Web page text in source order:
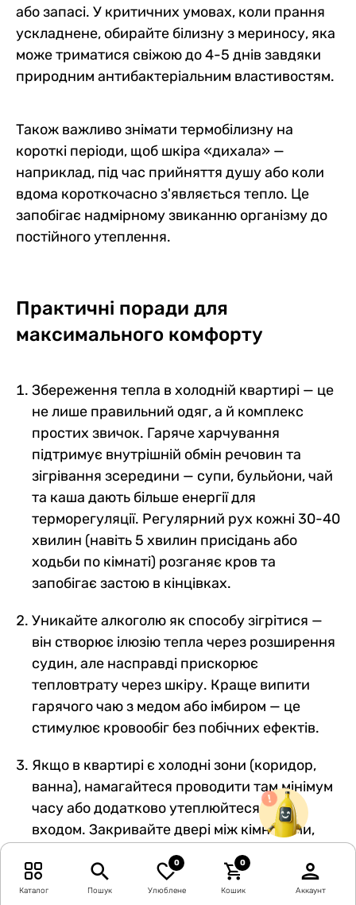
Каталог Пошук
0
Улюблене
0
Кошик Аккаунт
або запасі. У критичних умовах, коли прання
ускладнене, обирайте білизну з мериносу, яка
може триматися свіжою до 4-5 днів завдяки
природним антибактеріальним властивостям.
Також важливо знімати термобілизну на
короткі періоди, щоб шкіра «дихала» —
наприклад, під час прийняття душу або коли
вдома короткочасно з'являється тепло. Це
запобігає надмірному звиканню організму до
постійного утеплення.
Практичні поради для
максимального комфорту
Збереження тепла в холодній квартирі — це
не лише правильний одяг, а й комплекс
простих звичок. Гаряче харчування
підтримує внутрішній обмін речовин та
зігрівання зсередини — супи, бульйони, чай
та каша дають більше енергії для
терморегуляції. Регулярний рух кожні 30-40
хвилин (навіть 5 хвилин присідань або
ходьби по кімнаті) розганяє кров та
запобігає застою в кінцівках.
Уникайте алкоголю як способу зігрітися —
він створює ілюзію тепла через розширення
судин, але насправді прискорює
тепловтрату через шкіру. Краще випити
гарячого чаю з медом або імбиром — це
стимулює кровообіг без побічних ефектів.
Якщо в квартирі є холодні зони (коридор,
ванна), намагайтеся проводити там мінімум
часу або додатково утеплюйтеся перед
входом. Закривайте двері між кімнатами,
щоб зберегти тепло в основному житловому
просторі. Штори та ковдри на вікнах
зменшують тепловтрату крізь скло на 20-